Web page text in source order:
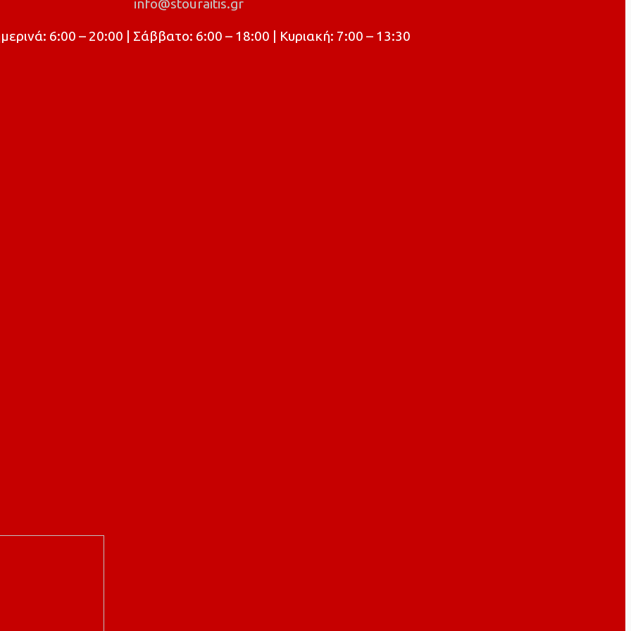
info@stouraitis.gr
6:00 – 20:00 | Σάββατο: 6:00 – 18:00 | Κυριακή: 7:00 – 13:30